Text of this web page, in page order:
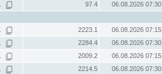
97.4
06.08.2026 07:30
2223.1
06.08.2026 07:15
2284.4
06.08.2026 07:30
2009.2
06.08.2026 07:15
2214.5
06.08.2026 07:30